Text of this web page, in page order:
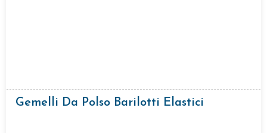
Gemelli Da Polso Barilotti Elastici